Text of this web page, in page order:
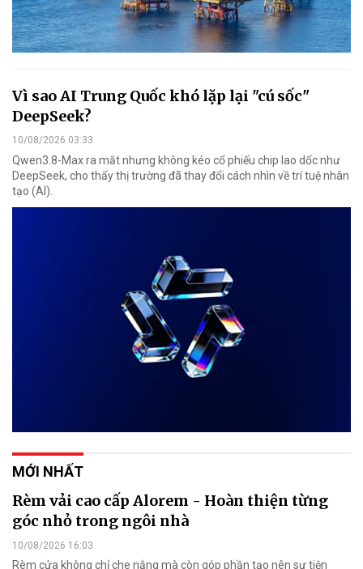
Vì sao AI Trung Quốc khó lặp lại "cú sốc"
DeepSeek?
10/08/2026 03:33
Qwen3.8-Max ra mắt nhưng không kéo cổ phiếu chip lao dốc như
DeepSeek, cho thấy thị trường đã thay đổi cách nhìn về trí tuệ nhân
tạo (AI).
MỚI NHẤT
Rèm vải cao cấp Alorem - Hoàn thiện từng
góc nhỏ trong ngôi nhà
10/08/2026 16:03
Rèm cửa không chỉ che nắng mà còn góp phần tạo nên sự tiện